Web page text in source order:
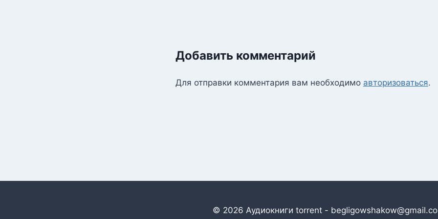
Добавить комментарий
Для отправки комментария вам необходимо авторизоваться.
© 2026 Аудиокниги torrent -